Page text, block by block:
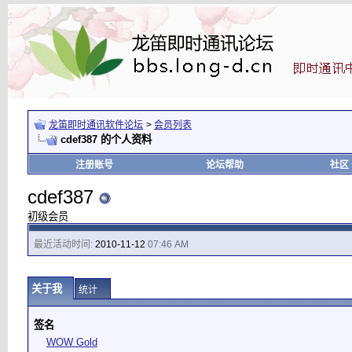
龙笛即时通讯软件论坛 > 会员列表
cdef387 的个人资料
注册账号 论坛帮助 社区
cdef387
初级会员
最近活动时间: 2010-11-12 07:46 AM
关于我 统计
签名
WOW Gold